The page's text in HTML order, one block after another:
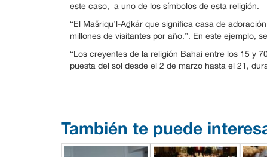
este caso, a uno de los símbolos de esta religión.
“El Mašriqu’l-Aḏkár que significa casa de
millones de visitantes por año.”. En este ejemplo,
“Los creyentes de la religión Bahai entre los 15 y
puesta del sol desde el 2 de marzo hasta el 21,
También te puede